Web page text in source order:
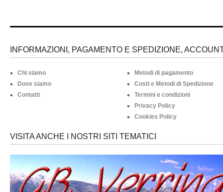
INFORMAZIONI, PAGAMENTO E SPEDIZIONE,
Chi siamo
Dove siamo
Contatti
Metodi di pagamento
Costi e Metodi di Spedizione
Termini e condizioni
Privacy Policy
Cookies Policy
VISITA ANCHE I NOSTRI SITI TEMATICI